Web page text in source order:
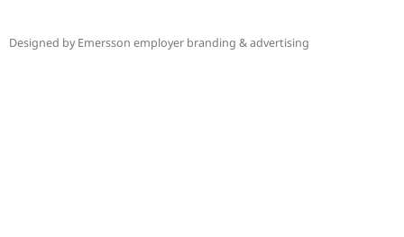
Designed byEmersson employer branding & advertising